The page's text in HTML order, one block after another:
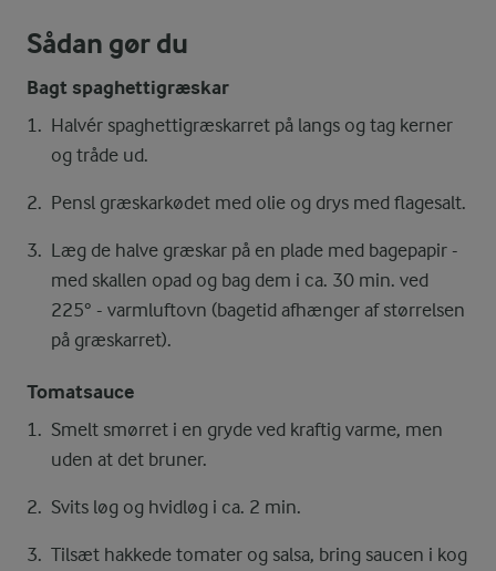
Sådan gør du
Bagt spaghettigræskar
Halvér spaghettigræskarret på langs og tag kerner
og tråde ud.
Pensl græskarkødet med olie og drys med flagesalt.
Læg de halve græskar på en plade med bagepapir -
med skallen opad og bag dem i ca. 30 min. ved
225° - varmluftovn (bagetid afhænger af størrelsen
på græskarret).
Tomatsauce
Smelt smørret i en gryde ved kraftig varme, men
uden at det bruner.
Svits løg og hvidløg i ca. 2 min.
Tilsæt hakkede tomater og salsa, bring saucen i kog